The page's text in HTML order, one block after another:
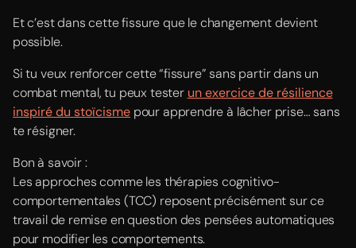
Et c’est dans cette fissure que le changement devient
possible.
Si tu veux renforcer cette “fissure” sans partir dans un
combat mental, tu peux tester un exercice de résilience
inspiré du stoïcisme pour apprendre à lâcher prise… sans
te résigner.
Bon à savoir :
Les approches comme les thérapies cognitivo-
comportementales (TCC) reposent précisément sur ce
travail de remise en question des pensées automatiques
pour modifier les comportements.